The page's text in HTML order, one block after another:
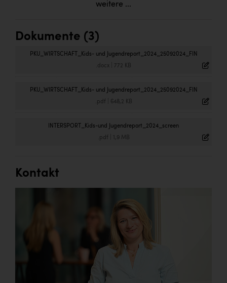
weitere ...
Dokumente (3)
PKU_WIRTSCHAFT_Kids- und Jugendreport_2024_25092024_FIN
.docx 772 KB
PKU_WIRTSCHAFT_Kids- und Jugendreport_2024_25092024_FIN
.pdf 648,2 KB
INTERSPORT_Kids-und Jugendreport_2024_screen
.pdf 1,9 MB
Kontakt